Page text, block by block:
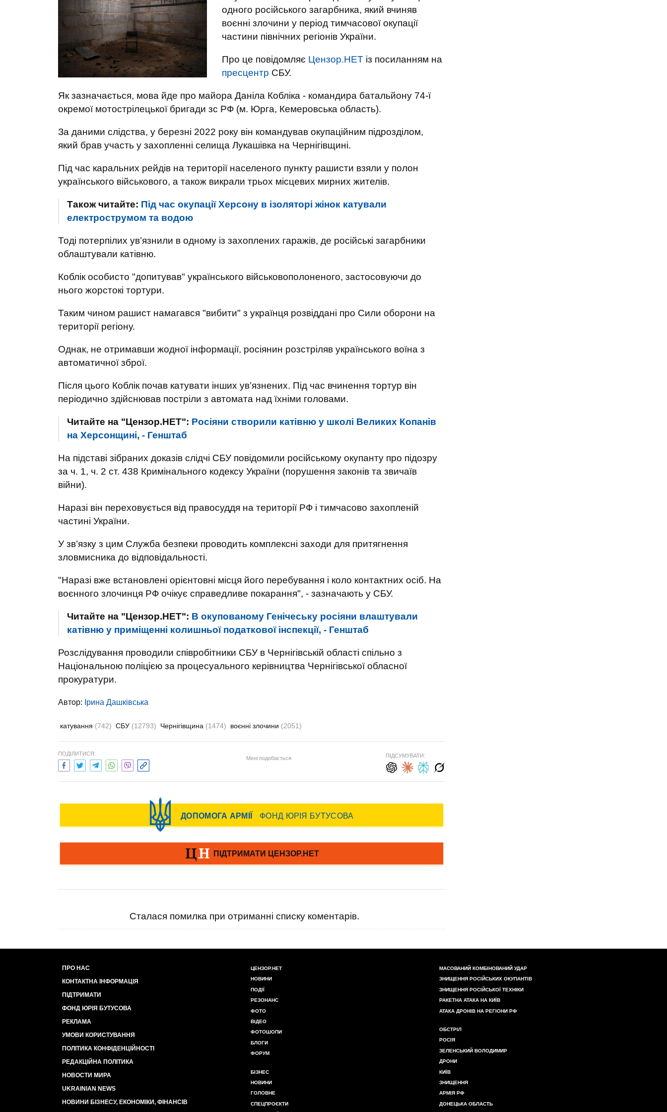
одного російського загарбника, який вчиняв
воєнні злочини у період тимчасової окупації
частини північних регіонів України.
Про це повідомляє Цензор.НЕТ із посиланням на
пресцентр СБУ.
Як зазначається, мова йде про майора Даніла Кобліка - командира батальйону 74-ї
окремої мотострілецької бригади зс РФ (м. Юрга, Кемеровська область).
За даними слідства, у березні 2022 року він командував окупаційним підрозділом,
який брав участь у захопленні селища Лукашівка на Чернігівщині.
Під час каральних рейдів на території населеного пункту рашисти взяли у полон
українського військового, а також викрали трьох місцевих мирних жителів.
Також читайте: Під час окупації Херсону в ізоляторі жінок катували
електрострумом та водою
Тоді потерпілих ув’язнили в одному із захоплених гаражів, де російські загарбники
облаштували катівню.
Коблік особисто "допитував" українського військовополоненого, застосовуючи до
нього жорстокі тортури.
Таким чином рашист намагався "вибити" з українця розвіддані про Сили оборони на
території регіону.
Однак, не отримавши жодної інформації, росіянин розстріляв українського воїна з
автоматичної зброї.
Після цього Коблік почав катувати інших ув’язнених. Під час вчинення тортур він
періодично здійснював постріли з автомата над їхніми головами.
Читайте на "Цензор.НЕТ": Росіяни створили катівню у школі Великих Копанів
на Херсонщині, - Генштаб
На підставі зібраних доказів слідчі СБУ повідомили російському окупанту про підозру
за ч. 1, ч. 2 ст. 438 Кримінального кодексу України (порушення законів та звичаїв
війни).
Наразі він переховується від правосуддя на території РФ і тимчасово захопленій
частині України.
У зв’язку з цим Служба безпеки проводить комплексні заходи для притягнення
зловмисника до відповідальності.
"Наразі вже встановлені орієнтовні місця його перебування і коло контактних осіб. На
воєнного злочинця РФ очікує справедливе покарання", - зазначають у СБУ.
Читайте на "Цензор.НЕТ": В окупованому Генічеську росіяни влаштували
катівню у приміщенні колишньої податкової інспекції, - Генштаб
Розслідування проводили співробітники СБУ в Чернігівській області спільно з
Національною поліцією за процесуального керівництва Чернігівської обласної
прокуратури.
Автор: Ірина Дашківська
катування (742) СБУ (12793) Чернігівщина (1474) воєнні злочини (2051)
ПОДІЛИТИСЯ:
Мені подобається ПІДСУМУВАТИ:
Сталася помилка при отриманні списку коментарів.
ПРО НАС
КОНТАКТНА ІНФОРМАЦІЯ
ПІДТРИМАТИ
ФОНД ЮРІЯ БУТУСОВА
РЕКЛАМА
УМОВИ КОРИСТУВАННЯ
ПОЛІТИКА КОНФІДЕНЦІЙНОСТІ
РЕДАКЦІЙНА ПОЛІТИКА
НОВОСТИ МИРА
UKRAINIAN NEWS
НОВИНИ БІЗНЕСУ, ЕКОНОМІКИ, ФІНАНСІВ
ЦЕНЗОР.НЕТ
НОВИНИ
ПОДІЇ
РЕЗОНАНС
ФОТО
ВІДЕО
ФОТОШОПИ
БЛОГИ
ФОРУМ
БІЗНЕС
НОВИНИ
ГОЛОВНЕ
СПЕЦПРОЄКТИ
МАСОВАНИЙ КОМБІНОВАНИЙ УДАР
ЗНИЩЕННЯ РОСІЙСЬКИХ ОКУПАНТІВ
ЗНИЩЕННЯ РОСІЙСЬКОЇ ТЕХНІКИ
РАКЕТНА АТАКА НА КИЇВ
АТАКА ДРОНІВ НА РЕГІОНИ РФ
ОБСТРІЛ
РОСІЯ
ЗЕЛЕНСЬКИЙ ВОЛОДИМИР
ДРОНИ
КИЇВ
ЗНИЩЕННЯ
АРМІЯ РФ
ДОНЕЦЬКА ОБЛАСТЬ